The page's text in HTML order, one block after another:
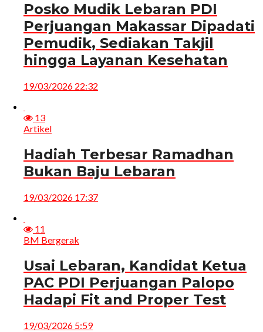
Posko Mudik Lebaran PDI
Perjuangan Makassar Dipadati
Pemudik, Sediakan Takjil
hingga Layanan Kesehatan
19/03/2026 22:32
13
Artikel
Hadiah Terbesar Ramadhan
Bukan Baju Lebaran
19/03/2026 17:37
11
BM Bergerak
Usai Lebaran, Kandidat Ketua
PAC PDI Perjuangan Palopo
Hadapi Fit and Proper Test
19/03/2026 5:59